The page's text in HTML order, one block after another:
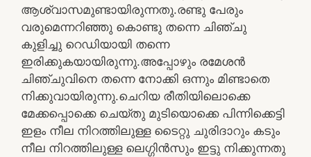
ആശ്വാസമുണ്ടായിരുന്നതു.രണ്ടു പേരും
വരുമെന്നറിഞ്ഞു കൊണ്ടു തന്നെ ചിഞ്ചു
കുളിച്ചു റെഡിയായി തന്നെ
ഇരിക്കുകയായിരുന്നു.അപ്പോഴും രമേശന്‍
ചിഞ്ചുവിനെ തന്നെ നോക്കി ഒന്നും മിണ്ടാതെ
നിക്കുവായിരുന്നു.ചെറിയ രീതിയിലൊക്കെ
മേക്കപ്പൊക്കെ ചെയ്തു മുടിയൊക്കെ പിന്നിക്കെട്ടി
ഇളം നീല നിറത്തിലുള്ള ടൈറ്റു ചുരിദാറും കടും
നീല നിറത്തിലുള്ള ലെഗ്ഗിന്‍സും ഇട്ടു നിക്കുന്നതു